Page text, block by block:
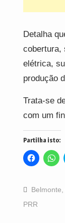
Detalha
cobertura,
elétrica,
produção
Trata-se
com um
Partilha isto:
Click
to
(Opens
new
window)
to
Belmonte,
PRR